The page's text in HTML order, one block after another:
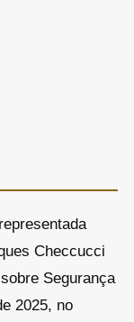
Checcucci
Segurança
2025, no